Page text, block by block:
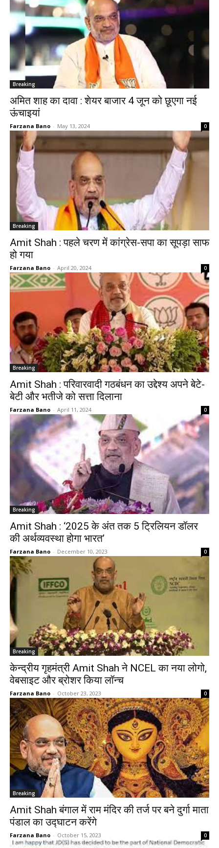
Breaking
अमित शाह का दावा : शेयर बाजार 4 जून को छूएगा नई
ऊंचाइयां
Farzana Bano - May 13, 2024 0
Breaking
Amit Shah : पहले चरण में कांग्रेस-सपा का सूपड़ा साफ
हो गया
Farzana Bano - April 20, 2024 0
Breaking
Amit Shah : परिवारवादी गठबंधन का उद्देश्य अपने बेटे-
बेटी और भतीजे को सत्ता दिलाना
Farzana Bano - April 11, 2024 0
Breaking
Amit Shah : ‘2025 के अंत तक 5 ट्रिलियन डॉलर
की अर्थव्यवस्था होगा भारत’
Farzana Bano - December 10, 2023 0
Breaking
केन्द्रीय गृहमंत्री Amit Shah ने NCEL का नया लोगो,
वेबसाइट और ब्रोशर किया लॉन्च
Farzana Bano - October 23, 2023 0
Breaking
Amit Shah बंगाल में राम मंदिर की तर्ज पर बने दुर्गा माता
पंडाल का उद्घाटन करेंगे
Farzana Bano - October 15, 2023 0